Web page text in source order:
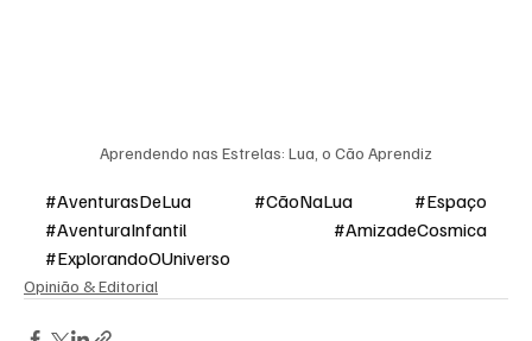
Aprendendo nas Estrelas: Lua, o Cão Aprendiz
#AventurasDeLua #CãoNaLua
#Espaço
#AventuraInfantil
#AmizadeCosmica
#ExplorandoOUniverso
Opinião & Editorial